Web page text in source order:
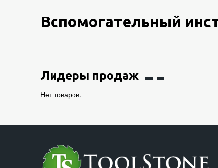
Вспомогательный
Лидеры продаж
Нет товаров.